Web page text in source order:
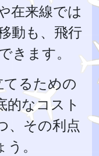
在来線では
動も、飛行
きます。
てるための
的なコスト
、その利点
。